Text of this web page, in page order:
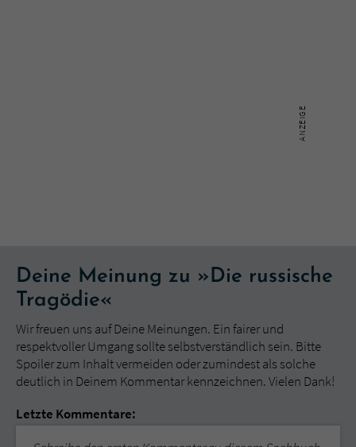
Deine Meinung zu »Die russische
Tragödie«
Wir freuen uns auf Deine Meinungen. Ein fairer und
respektvoller Umgang sollte selbstverständlich sein. Bitte
Spoiler zum Inhalt vermeiden oder zumindest als solche
deutlich in Deinem Kommentar kennzeichnen. Vielen Dank!
Letzte Kommentare: